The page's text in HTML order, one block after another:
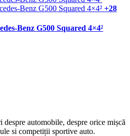
+28
Benz G500 Squared 4×4²
despre automobile, despre orice mișcă
si competiții sportive auto.